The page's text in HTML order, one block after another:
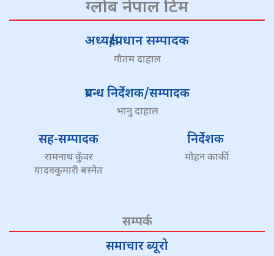
ग्लोब नेपाल टिम
अध्यक्ष/प्रधान सम्पादक
गौतम दाहाल
प्रबन्ध निर्देशक/सम्पादक
भानु दाहाल
सह-सम्पादक
रामनाथ कुँवर
यादवकुमारी बस्नेत
निर्देशक
मोहन कार्की
सम्पर्क
समाचार ब्यूरो